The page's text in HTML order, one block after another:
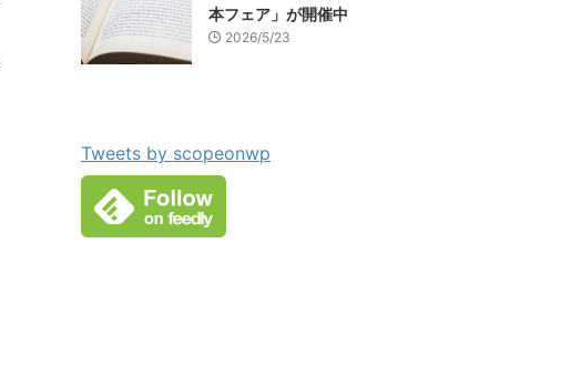
本フェア」が開催中
2026/5/23
Tweets by scopeonwp